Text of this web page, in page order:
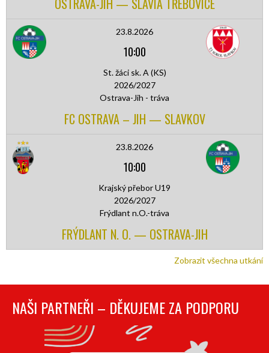
23.8.2026
10:00
St. žáci sk. A (KS)
2026/2027
Ostrava-Jih - tráva
FC OSTRAVA – JIH — SLAVKOV
23.8.2026
10:00
Krajský přebor U19
2026/2027
Frýdlant n.O.-tráva
FRÝDLANT N. O. — OSTRAVA-JIH
Zobrazit všechna utkání
NAŠI PARTNEŘI – DĚKUJEME ZA PODPORU